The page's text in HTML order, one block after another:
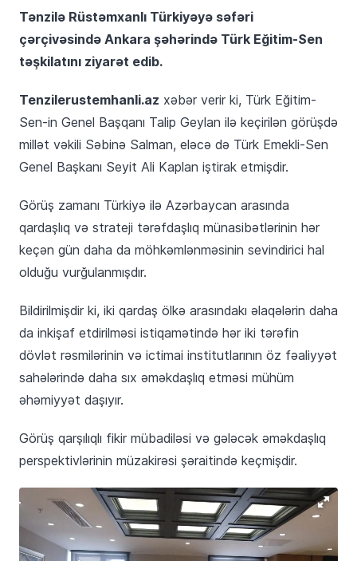
Tənzilə Rüstəmxanlı Türkiyəyə səfəri
çərçivəsində Ankara şəhərində Türk Eğitim-Sen
təşkilatını ziyarət edib.
Tenzilerustemhanli.az xəbər verir ki, Türk Eğitim-
Sen-in Genel Başqanı Talip Geylan ilə keçirilən görüşdə
millət vəkili Səbinə Salman, eləcə də Türk Emekli-Sen
Genel Başkanı Seyit Ali Kaplan iştirak etmişdir.
Görüş zamanı Türkiyə ilə Azərbaycan arasında
qardaşlıq və strateji tərəfdaşlıq münasibətlərinin hər
keçən gün daha da möhkəmlənməsinin sevindirici hal
olduğu vurğulanmışdır.
Bildirilmişdir ki, iki qardaş ölkə arasındakı əlaqələrin daha
da inkişaf etdirilməsi istiqamətində hər iki tərəfin
dövlət rəsmilərinin və ictimai institutlarının öz fəaliyyət
sahələrində daha sıx əməkdaşlıq etməsi mühüm
əhəmiyyət daşıyır.
Görüş qarşılıqlı fikir mübadiləsi və gələcək əməkdaşlıq
perspektivlərinin müzakirəsi şəraitində keçmişdir.